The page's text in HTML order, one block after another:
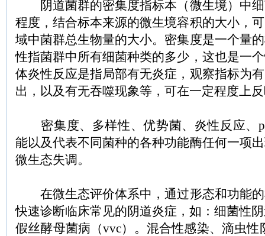
阴道菌群的密集度指标本（微生境）中细
程度，结合标本来源的微生境容积的大小，
域中菌群总生物量的大小。密集度是一个量
性指菌群中所有细菌种类的多少，这也是一
体炎性反应是指局部有无炎症，观察指标为
出，以及有无吞噬现象等，可在一定程度上
密集度、多样性、优势菌、炎性反应、
能以及代表不同菌种的各种功能酶任何一项
微生态失调。
在微生态评价体系中，通过形态和功能的
快速诊断临床常见的阴道炎症，如：细菌性
假丝酵母菌病（vvc）。混合性感染、滴虫